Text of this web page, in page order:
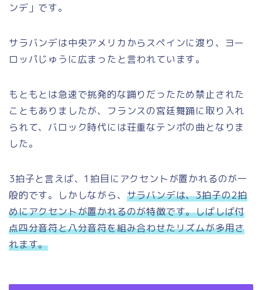
ンデ」です。
サラバンデは中央アメリカからスペインに渡り、ヨー
ロッパじゅうに広まったと言われています。
もともとは急速で挑発的な踊りだったため禁止された
こともありましたが、フランスの宮廷舞踊に取り入れ
られて、バロック時代には荘重なテンポの曲となりま
した。
3拍子と言えば、1拍目にアクセントが置かれるのが一
般的です。しかしながら、 サラバンデは、3拍子の2拍
めにアクセントが置かれるのが特徴です。しばしば付
点四分音符と八分音符を組み合わせたリズムが多用さ
れます。